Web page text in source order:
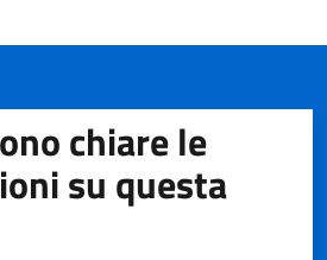
chiare le
su questa